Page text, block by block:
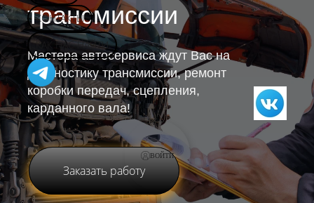
КОНТАКТЫ
КАК НАС НАЙТИ
ВОЙТИ
трансмиссии
Мастера автосервиса ждут Вас на
диагностику трансмиссии, ремонт
коробки передач, сцепления,
карданного вала!
Заказать работу